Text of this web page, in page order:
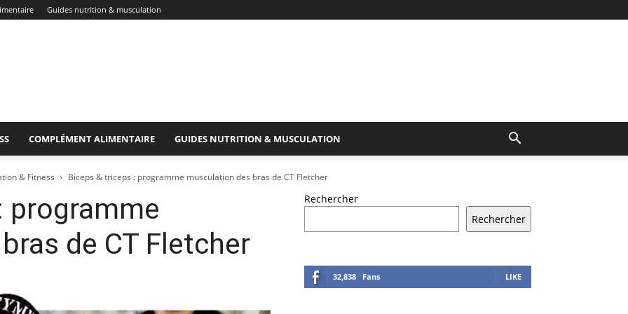
Guides nutrition & musculation
COMPLÉMENT ALIMENTAIRE GUIDES NUTRITION & MUSCULATION
& Fitness Biceps & triceps : programme musculation des bras de CT Fletcher
programme
de CT Fletcher
Rechercher
Rechercher
32,838 Fans LIKE